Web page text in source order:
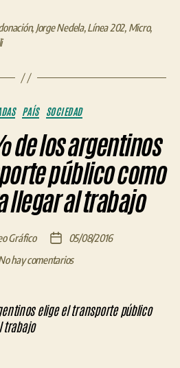
, Jorge Nedela,Línea 202, Micro,
Categorías
PAÍS SOCIEDAD
de los argentinos
público como
llegar al trabajo
Gráfico
Fecha
de
05/08/2016
hay comentariosen
60%
de